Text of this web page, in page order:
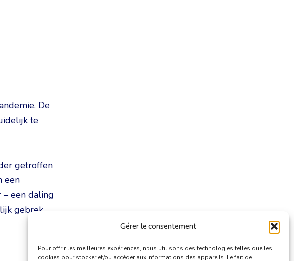
Gérer le consentement
Pour offrir les meilleures expériences, nous utilisons des technologies telles que les
cookies pour stocker et/ou accéder aux informations des appareils. Le fait de
De
te
getroffen
een
– een daling
gebrek